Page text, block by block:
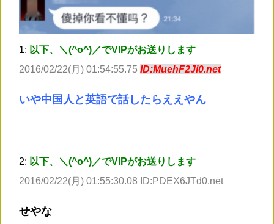
1: 以下、＼(^o^)／でVIPがお送りします
2016/02/22(月) 01:54:55.75 ID:MuehF2Ji0.net
いや中国人と英語で話したらええやん
2: 以下、＼(^o^)／でVIPがお送りします
2016/02/22(月) 01:55:30.08 ID:PDEX6JTd0.net
せやな